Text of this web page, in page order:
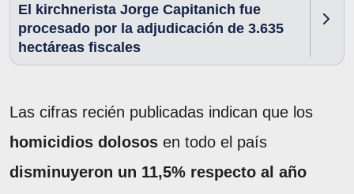
El kirchnerista Jorge Capitanich fue
procesado por la adjudicación de 3.635
hectáreas fiscales
Las cifras recién publicadas indican que los
homicidios dolosos en todo el país
disminuyeron un 11,5% respecto al año